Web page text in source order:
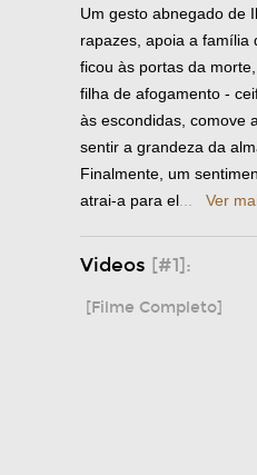
Um gesto abnegado de
rapazes, apoia a família
ficou às portas da
filha de afogamento -
às escondidas, comove
sentir a grandeza da
Finalmente, um
atrai-a para el
Ver
Videos [#1]:
[Filme Completo]